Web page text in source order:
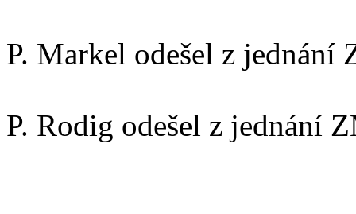
P. Markel odešel z jednání
P. Rodig odešel z jednání